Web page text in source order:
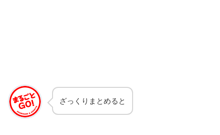
ざっくりまとめると